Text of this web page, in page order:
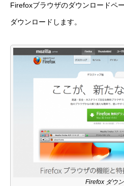
Firefoxブラウザのダウンロードペ
ダウンロードします。
Firefox ダウ